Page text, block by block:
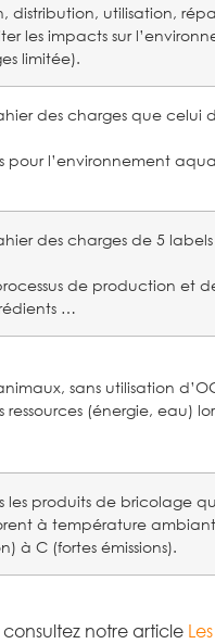
distribution, utilisation,
les impacts sur
limitée).
des charges que celui
pour l’environnement
des charges de 5 labels
de production et
…
sans utilisation
(énergie, eau)
produits de bricolage
à température
à C (fortes émissions).
notre article